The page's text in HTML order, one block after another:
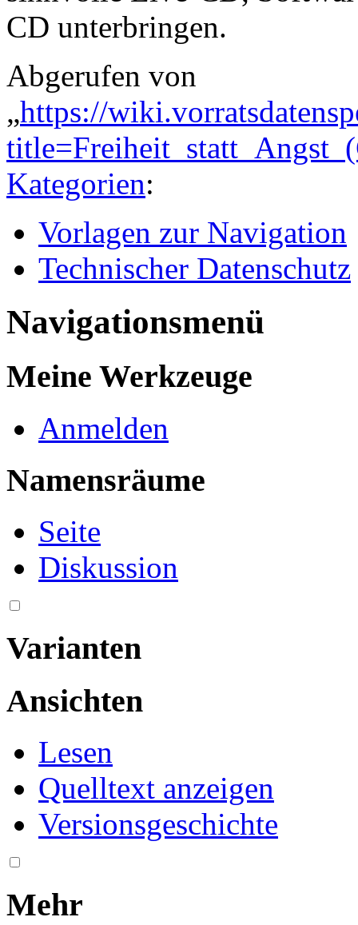
CD unterbringen.
Abgerufen von
„https://
Kategorien:
Vorlagen zur Navigation
Technischer Datenschutz
Navigationsmenü
Meine Werkzeuge
Anmelden
Namensräume
Seite
Diskussion
Varianten
Ansichten
Lesen
Quelltext anzeigen
Versionsgeschichte
Mehr